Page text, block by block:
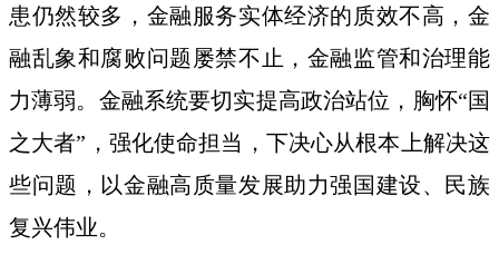
患仍然较多，金融服务实体经济的质效不高，金
融乱象和腐败问题屡禁不止，金融监管和治理能
力薄弱。金融系统要切实提高政治站位，胸怀“国
之大者”，强化使命担当，下决心从根本上解决这
些问题，以金融高质量发展助力强国建设、民族
复兴伟业。